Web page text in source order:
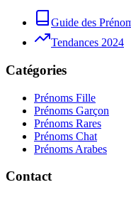
Guide des
Tendances 2024
Catégories
Prénoms Fille
Prénoms Garçon
Prénoms Rares
Prénoms Chat
Prénoms Arabes
Contact